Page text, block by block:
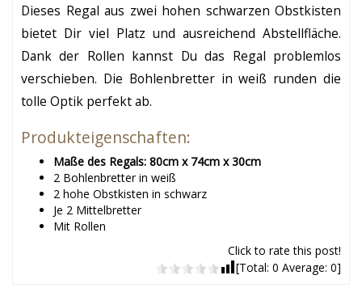
Dieses Regal aus zwei hohen schwarzen Obstkisten
bietet Dir viel Platz und ausreichend Abstellfläche.
Dank der Rollen kannst Du das Regal problemlos
verschieben. Die Bohlenbretter in weiß runden die
tolle Optik perfekt ab.
Produkteigenschaften:
Maße des Regals: 80cm x 74cm x 30cm
2 Bohlenbretter in weiß
2 hohe Obstkisten in schwarz
Je 2 Mittelbretter
Mit Rollen
Click to rate this post!
[Total: 0 Average: 0]